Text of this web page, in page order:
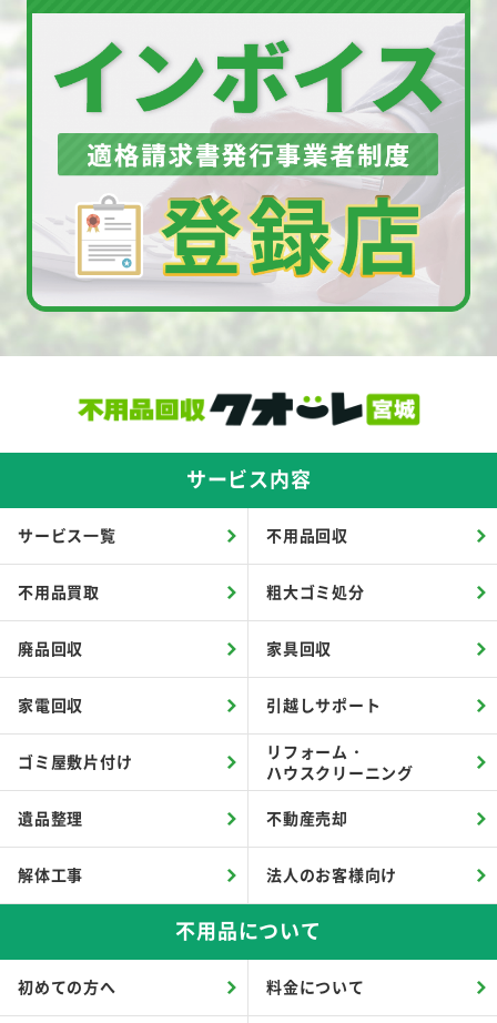
サービス内容
サービス一覧 不用品回収
不用品買取 粗大ゴミ処分
廃品回収 家具回収
家電回収 引越しサポート
ゴミ屋敷片付け
リフォーム・
ハウスクリーニング
遺品整理 不動産売却
解体工事 法人のお客様向け
不用品について
初めての方へ 料金について